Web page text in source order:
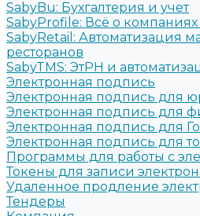
SabyBu: Бухгалтерия и учет
SabyProfile: Всё о
SabyRetail: Автоматизация
ресторанов
SabyTMS: ЭтРН и
Электронная подпись
Электронная подпись для
Электронная подпись для
Электронная подпись для
Электронная подпись для
Программы для работы с
Токены для записи
Удаленное продление
Тендеры